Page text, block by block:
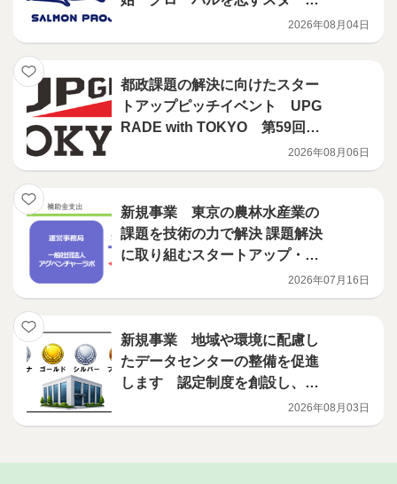
アップに対し、ニューヨークで
の現地支援プログラムを展開
2026年08月04日
都政課題の解決に向けたスター
トアップピッチイベント UPG
RADE with TOKYO 第59回開
2026年08月06日
新規事業 東京の農林水産業の
課題を技術の力で解決 課題解決
に取り組むスタートアップ・中
2026年07月16日
新規事業 地域や環境に配慮し
たデータセンターの整備を促進
します 認定制度を創設し、補
2026年08月03日